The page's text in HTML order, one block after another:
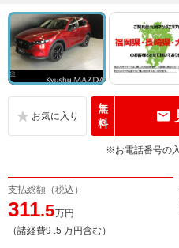
無
料
※お電話番号の
支払総額（税込）
311.5万円
（諸経費9 .5 万円含む）